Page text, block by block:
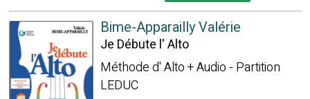
Bime-Apparailly Valérie
Je Débute l' Alto
Méthode d' Alto + Audio - Partition
LEDUC